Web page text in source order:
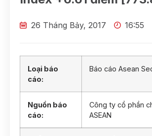
26 Tháng Bảy, 2017 16:55
Loại báo
cáo:
Báo cáo Asean
Nguồn báo
cáo:
Công ty cổ phần
ASEAN